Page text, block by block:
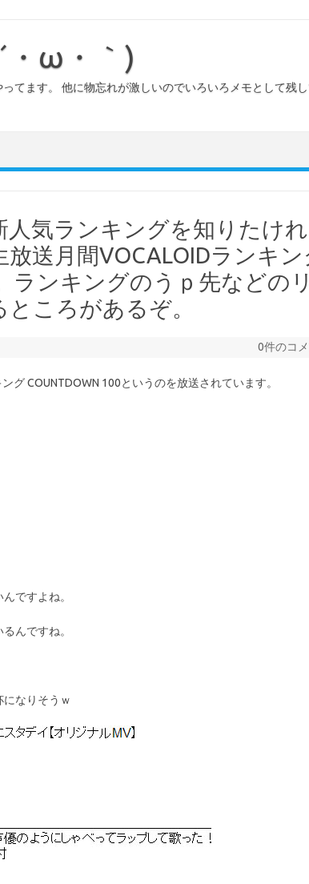
・ω・｀)
てます。 他に物忘れが激しいのでいろいろメモとして残
人気ランキングを知りたけれ
送月間VOCALOIDランキン
ランキングのうｐ先などのリ
ころがあるぞ。
0件のコ
グ COUNTDOWN 100というのを放送されています。
ですよね。
んですね。
なりそうｗ